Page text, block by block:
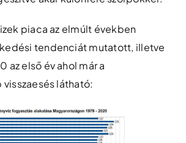
piaca az elmúlt években
tendenciát mutatott, illetve
az első év ahol már a
látható: